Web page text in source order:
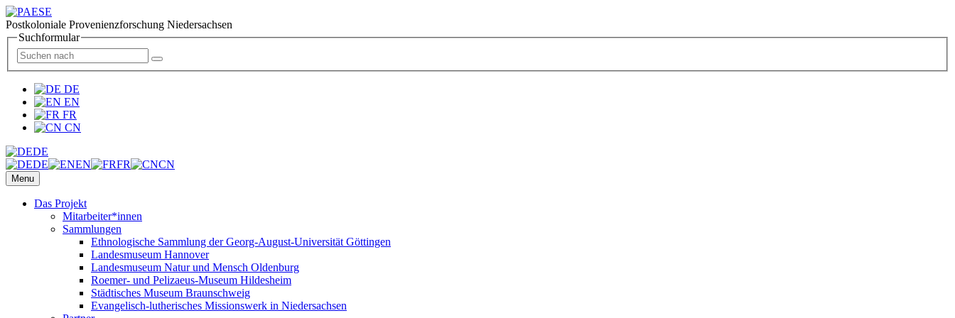
Postkoloniale Provenienzforschung Niedersachsen
Suchformular
DE
EN
FR
CN
DE
DE
EN FR CN
Menu
Das Projekt
Mitarbeiter*innen
Sammlungen
Ethnologische Sammlung der Georg-August-Universität Göttingen
Landesmuseum Hannover
Landesmuseum Natur und Mensch Oldenburg
Roemer- und Pelizaeus-Museum Hildesheim
Städtisches Museum Braunschweig
Evangelisch-lutherisches Missionswerk in Niedersachsen